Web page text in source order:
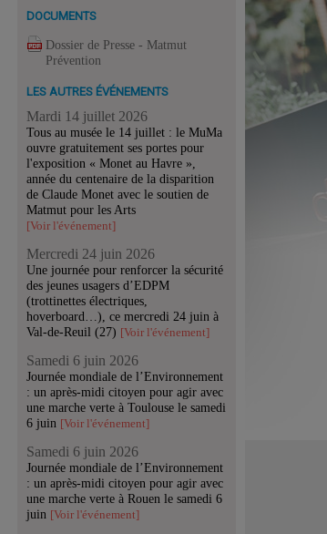
DOCUMENTS
Dossier de Presse - Matmut
Prévention
LES AUTRES ÉVÉNEMENTS
Mardi 14 juillet 2026
Tous au musée le 14 juillet : le MuMa
ouvre gratuitement ses portes pour
l'exposition « Monet au Havre »,
année du centenaire de la disparition
de Claude Monet avec le soutien de
Matmut pour les Arts
[Voir l'événement]
Mercredi 24 juin 2026
Une journée pour renforcer la sécurité
des jeunes usagers d’EDPM
(trottinettes électriques,
hoverboard…), ce mercredi 24 juin à
Val-de-Reuil (27) [Voir l'événement]
Samedi 6 juin 2026
Journée mondiale de l’Environnement
: un après-midi citoyen pour agir avec
une marche verte à Toulouse le samedi
6 juin [Voir l'événement]
Samedi 6 juin 2026
Journée mondiale de l’Environnement
: un après-midi citoyen pour agir avec
une marche verte à Rouen le samedi 6
juin [Voir l'événement]